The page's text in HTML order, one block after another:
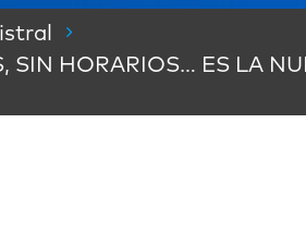
SIN HORARIOS… ES LA